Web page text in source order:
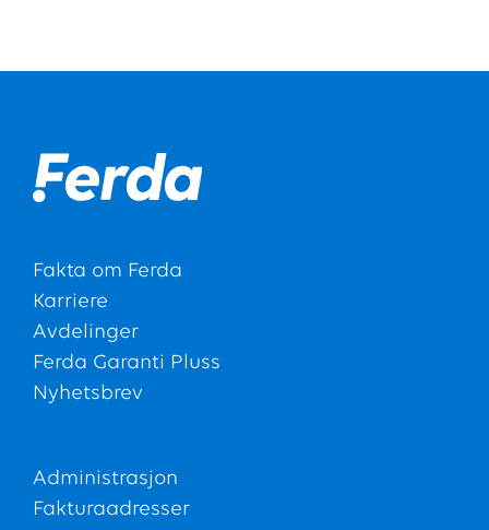
Fakta om Ferda
Karriere
Avdelinger
Ferda Garanti Pluss
Nyhetsbrev
Administrasjon
Fakturaadresser